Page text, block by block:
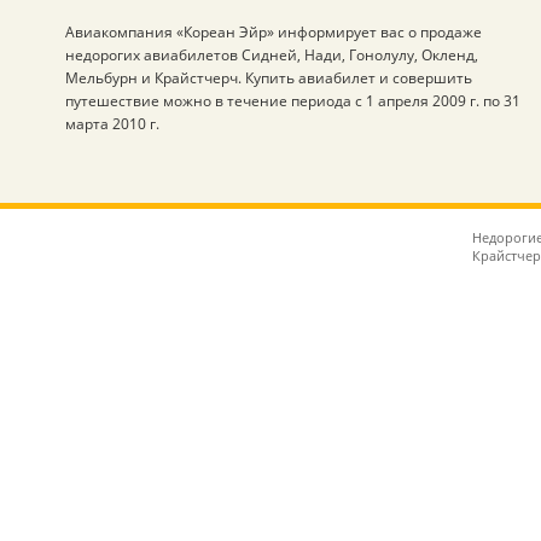
Авиакомпания «Кореан Эйр» информирует вас о продаже
недорогих авиабилетов Сидней, Нади, Гонолулу, Окленд,
Мельбурн и Крайстчерч. Купить авиабилет и совершить
путешествие можно в течение периода с 1 апреля 2009 г. по 31
марта 2010 г.